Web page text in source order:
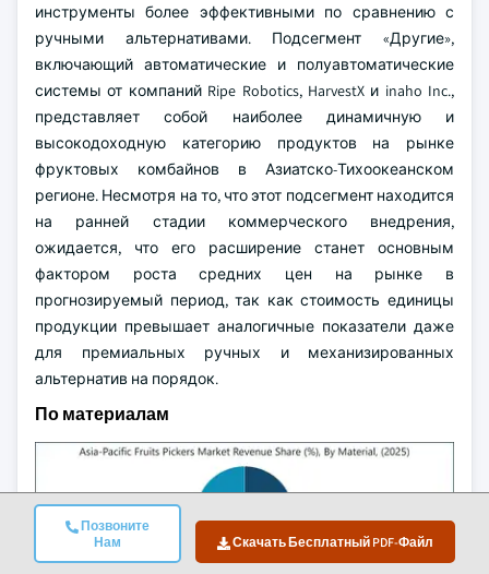
Позвоните
Нам
Скачать Бесплатный PDF-Файл
инструменты более эффективными по сравнению с
ручными альтернативами. Подсегмент «Другие»,
включающий автоматические и полуавтоматические
системы от компаний Ripe Robotics, HarvestX и inaho Inc.,
представляет собой наиболее динамичную и
высокодоходную категорию продуктов на рынке
фруктовых комбайнов в Азиатско-Тихоокеанском
регионе. Несмотря на то, что этот подсегмент находится
на ранней стадии коммерческого внедрения,
ожидается, что его расширение станет основным
фактором роста средних цен на рынке в
прогнозируемый период, так как стоимость единицы
продукции превышает аналогичные показатели даже
для премиальных ручных и механизированных
альтернатив на порядок.
По материалам